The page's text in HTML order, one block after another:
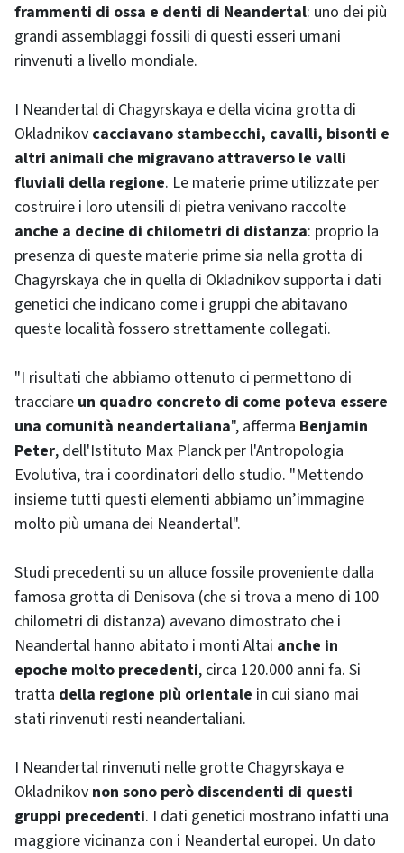
frammenti di ossa e denti di Neandertal: uno dei più
grandi assemblaggi fossili di questi esseri umani
rinvenuti a livello mondiale.
I Neandertal di Chagyrskaya e della vicina grotta di
Okladnikov cacciavano stambecchi, cavalli, bisonti e
altri animali che migravano attraverso le valli
fluviali della regione. Le materie prime utilizzate per
costruire i loro utensili di pietra venivano raccolte
anche a decine di chilometri di distanza: proprio la
presenza di queste materie prime sia nella grotta di
Chagyrskaya che in quella di Okladnikov supporta i dati
genetici che indicano come i gruppi che abitavano
queste località fossero strettamente collegati.
"I risultati che abbiamo ottenuto ci permettono di
tracciare un quadro concreto di come poteva essere
una comunità neandertaliana", afferma Benjamin
Peter, dell'Istituto Max Planck per l'Antropologia
Evolutiva, tra i coordinatori dello studio. "Mettendo
insieme tutti questi elementi abbiamo un’immagine
molto più umana dei Neandertal".
Studi precedenti su un alluce fossile proveniente dalla
famosa grotta di Denisova (che si trova a meno di 100
chilometri di distanza) avevano dimostrato che i
Neandertal hanno abitato i monti Altai anche in
epoche molto precedenti, circa 120.000 anni fa. Si
tratta della regione più orientale in cui siano mai
stati rinvenuti resti neandertaliani.
I Neandertal rinvenuti nelle grotte Chagyrskaya e
Okladnikov non sono però discendenti di questi
gruppi precedenti. I dati genetici mostrano infatti una
maggiore vicinanza con i Neandertal europei. Un dato